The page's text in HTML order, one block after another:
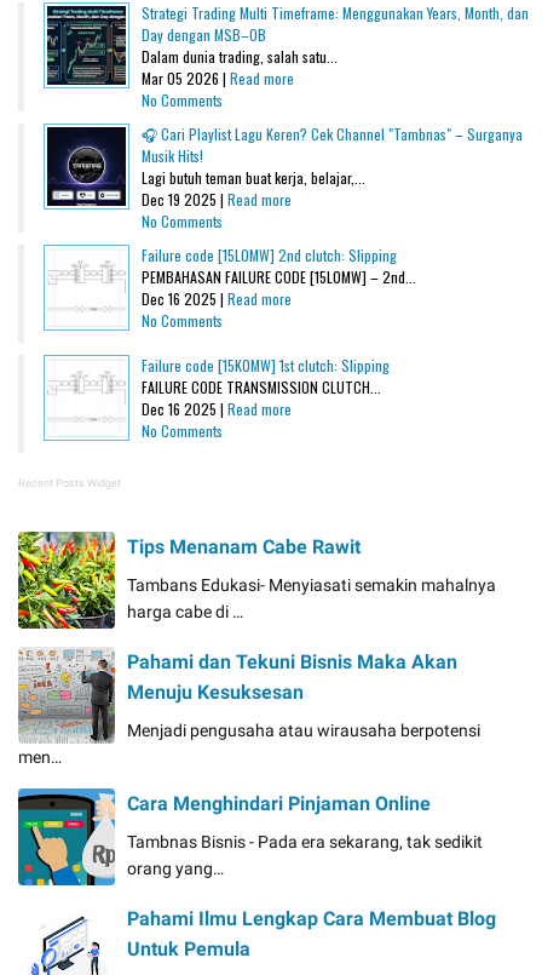
Strategi Trading Multi Timeframe: Menggunakan Years, Month, dan
Day dengan MSB–OB
Dalam dunia trading, salah satu...
Mar 05 2026 | Read more
No Comments
🎧 Cari Playlist Lagu Keren? Cek Channel "Tambnas" – Surganya
Musik Hits!
Lagi butuh teman buat kerja, belajar,...
Dec 19 2025 | Read more
No Comments
Failure code [15L0MW] 2nd clutch: Slipping
PEMBAHASAN FAILURE CODE [15L0MW] – 2nd...
Dec 16 2025 | Read more
No Comments
Failure code [15K0MW] 1st clutch: Slipping
FAILURE CODE TRANSMISSION CLUTCH...
Dec 16 2025 | Read more
No Comments
Recent Posts Widget
Tips Menanam Cabe Rawit
Tambans Edukasi- Menyiasati semakin mahalnya
harga cabe di …
Pahami dan Tekuni Bisnis Maka Akan
Menuju Kesuksesan
Menjadi pengusaha atau wirausaha berpotensi
men…
Cara Menghindari Pinjaman Online
Tambnas Bisnis - Pada era sekarang, tak sedikit
orang yang…
Pahami Ilmu Lengkap Cara Membuat Blog
Untuk Pemula